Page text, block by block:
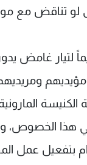
لو تناقض مع
لتيار غامض
في هذا
بتفعيل عمل